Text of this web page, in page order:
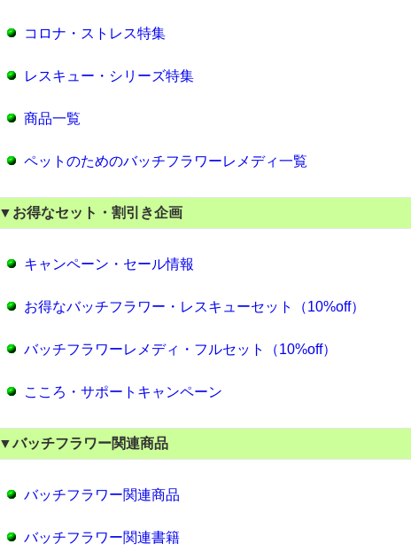
コロナ・ストレス特集
レスキュー・シリーズ特集
商品一覧
ペットのためのバッチフラワーレメディ一覧
▼お得なセット・割引き企画
キャンペーン・セール情報
お得なバッチフラワー・レスキューセット（10%off）
バッチフラワーレメディ・フルセット（10%off）
こころ・サポートキャンペーン
▼バッチフラワー関連商品
バッチフラワー関連商品
バッチフラワー関連書籍